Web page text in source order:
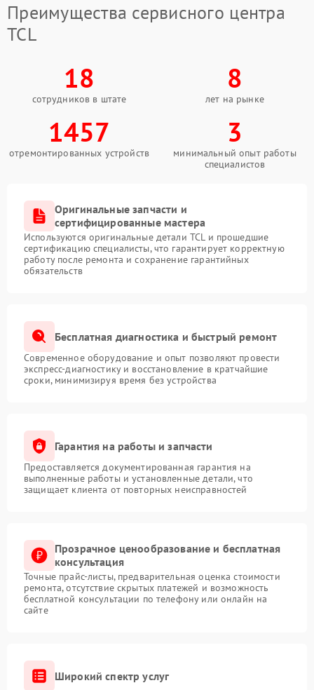
Преимущества сервисного центра
TCL
18
сотрудников в штате
8
лет на рынке
1457
отремонтированных устройств
3
минимальный опыт работы
специалистов
Оригинальные запчасти и
сертифицированные мастера
Используются оригинальные детали TCL и прошедшие
сертификацию специалисты, что гарантирует корректную
работу после ремонта и сохранение гарантийных
обязательств
Бесплатная диагностика и быстрый ремонт
Современное оборудование и опыт позволяют провести
экспресс-диагностику и восстановление в кратчайшие
сроки, минимизируя время без устройства
Гарантия на работы и запчасти
Предоставляется документированная гарантия на
выполненные работы и установленные детали, что
защищает клиента от повторных неисправностей
Прозрачное ценообразование и бесплатная
консультация
Точные прайс-листы, предварительная оценка стоимости
ремонта, отсутствие скрытых платежей и возможность
бесплатной консультации по телефону или онлайн на
сайте
Широкий спектр услуг